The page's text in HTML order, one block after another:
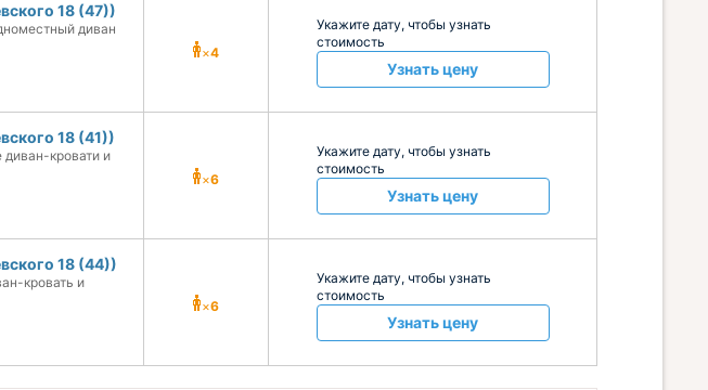
18 (47))
диван
×4
Укажите дату, чтобы узнать
стоимость
Узнать цену
18 (41))
диван-кровати и
×6
Укажите дату, чтобы узнать
стоимость
Узнать цену
18 (44))
кровать и
×6
Укажите дату, чтобы узнать
стоимость
Узнать цену